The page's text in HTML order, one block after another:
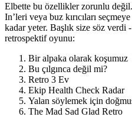
Elbette bu özellikler zorunlu
In’leri veya buz kırıcıları
kadar yeter. Başlık size söz
retrospektif oyunu:
Bir alpaka olarak koşumuz
Bu çılgınca değil mi?
Retro 3 Ev
Ekip Health Check Radar
Yalan söylemek için
The Mad Sad Glad Retro